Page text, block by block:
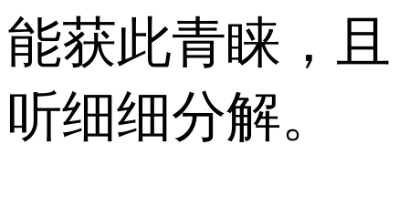
能获此青睐，且
听细细分解。